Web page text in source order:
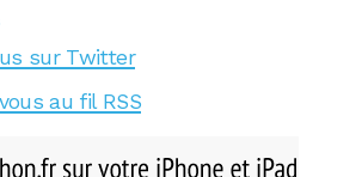
sur Twitter
au fil RSS